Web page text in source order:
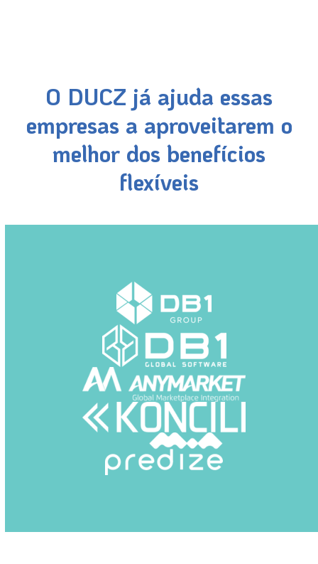
O DUCZ já ajuda essas
empresas a aproveitarem o
melhor dos benefícios
flexíveis